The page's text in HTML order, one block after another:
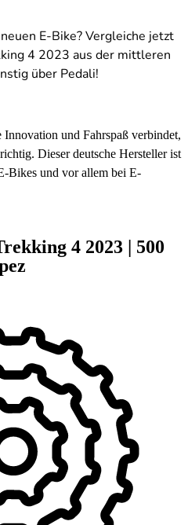
E-Bike? Vergleiche jetzt
4 2023 aus der mittleren
über Pedali!
und Fahrspaß verbindet,
Dieser deutsche Hersteller ist
Bikes und vor allem bei E-
4 2023 | 500